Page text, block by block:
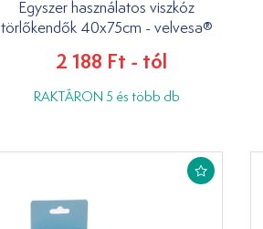
Egyszer használatos viszkóz
törlőkendők 40x75cm - velvesa®
2 188 Ft - tól
RAKTÁRON 5 és több db